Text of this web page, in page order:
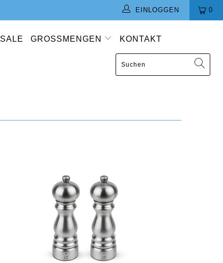
0
EINLOGGEN
SALE GROSSMENGEN KONTAKT